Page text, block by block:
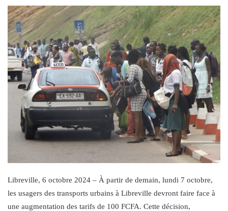
Libreville, 6 octobre 2024 – À partir de demain, lundi 7 octobre,
les usagers des transports urbains à Libreville devront faire face à
une augmentation des tarifs de 100 FCFA. Cette décision,